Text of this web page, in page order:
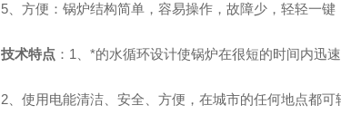
5、方便：锅炉结构简单，容易操作，故障少，轻轻一键
技术特点 ：1、*的水循环设计使锅炉在很短的时间内迅
2、使用电能清洁、安全、方便，在城市的任何地点都可